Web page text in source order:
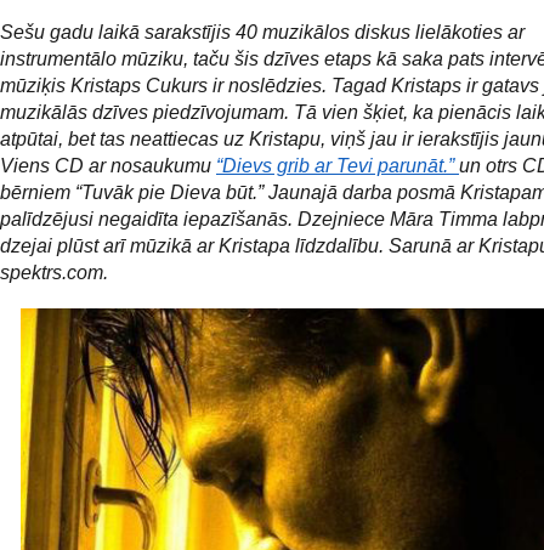
Sešu gadu laikā sarakstījis 40 muzikālos diskus lielākoties ar
instrumentālo mūziku, taču šis dzīves etaps kā saka pats
mūziķis Kristaps Cukurs ir noslēdzies. Tagad Kristaps ir
muzikālās dzīves piedzīvojumam. Tā vien šķiet, ka pienācis
atpūtai, bet tas neattiecas uz Kristapu, viņš jau ir ierakstījis
Viens CD ar nosaukumu “Dievs grib ar Tevi parunāt.”un otrs
bērniem “Tuvāk pie Dieva būt.” Jaunajā darba posmā
palīdzējusi negaidīta iepazīšanās. Dzejniece Māra Timma
dzejai plūst arī mūzikā ar Kristapa līdzdalību. Sarunā ar
spektrs.com.